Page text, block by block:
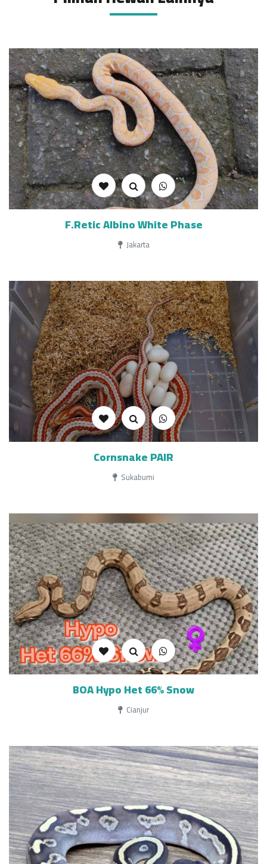
F.Retic Albino White Phase
Jakarta
Cornsnake PAIR
Sukabumi
BOA Hypo Het 66% Snow
Cianjur